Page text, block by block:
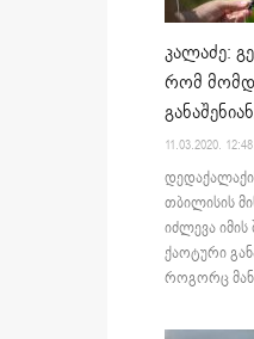
კალაძე:
რომ
11.03.2020. 12:48
თბილისის
იძლევა
ქაოტური
როგორც მან